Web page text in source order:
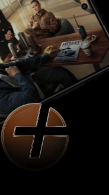
другую
всех
то,
—
что
в